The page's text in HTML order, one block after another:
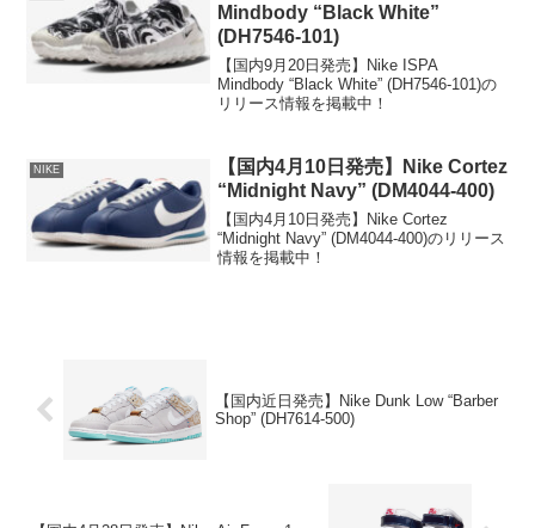
Mindbody “Black White”
(DH7546-101)
【国内9月20日発売】Nike ISPA
Mindbody “Black White” (DH7546-101)の
リリース情報を掲載中！
NIKE
【国内4月10日発売】Nike Cortez
“Midnight Navy” (DM4044-400)
【国内4月10日発売】Nike Cortez
“Midnight Navy” (DM4044-400)のリリース
情報を掲載中！
【国内近日発売】Nike Dunk Low “Barber
Shop” (DH7614-500)